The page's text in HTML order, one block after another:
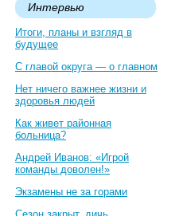
Интервью
Итоги, планы и взгляд в
будущее
С главой округа — о главном
Нет ничего важнее жизни и
здоровья людей
Как живет районная
больница?
Андрей Иванов: «Игрой
команды доволен!»
Экзамены не за горами